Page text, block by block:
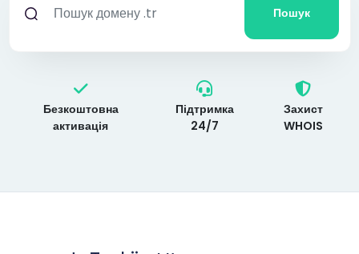
Пошук
Безкоштовна
активація
Підтримка
24/7
Захист
WHOIS